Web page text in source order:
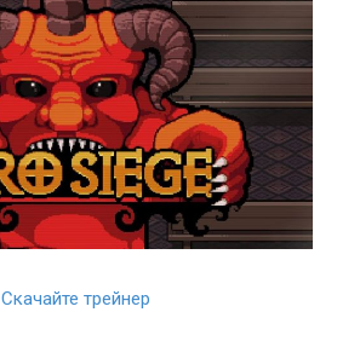
Скачайте трейнер